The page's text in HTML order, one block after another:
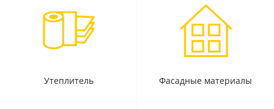
Утеплитель Фасадные материалы